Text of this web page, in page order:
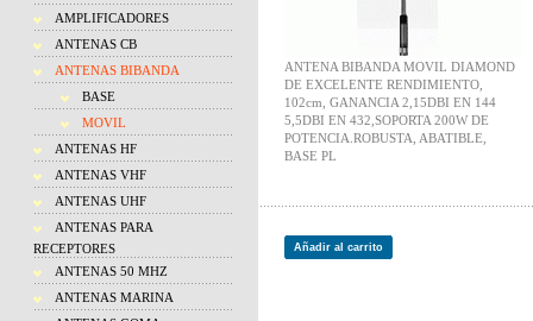
AMPLIFICADORES
ANTENAS CB
ANTENAS BIBANDA
BASE
MOVIL
ANTENAS HF
ANTENAS VHF
ANTENAS UHF
ANTENAS PARA
RECEPTORES
ANTENAS 50 MHZ
ANTENAS MARINA
ANTENA BIBANDA MOVIL DIAMOND
DE EXCELENTE RENDIMIENTO,
102cm, GANANCIA 2,15DBI EN 144
5,5DBI EN 432,SOPORTA 200W DE
POTENCIA.ROBUSTA, ABATIBLE,
BASE PL
Añadir al carrito